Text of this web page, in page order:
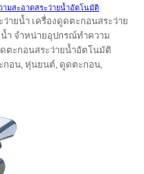
ามสะอาดสระว่ายน้ำอัตโนมัติ
ายน้ำ เครื่องดูดตะกอนสระว่าย
ำ จำหน่ายอุปกรณ์ทำความ
ตะกอนสระว่ายน้ำอัตโนมัติ
กอน, หุ่นยนต์, ดูดตะกอน,